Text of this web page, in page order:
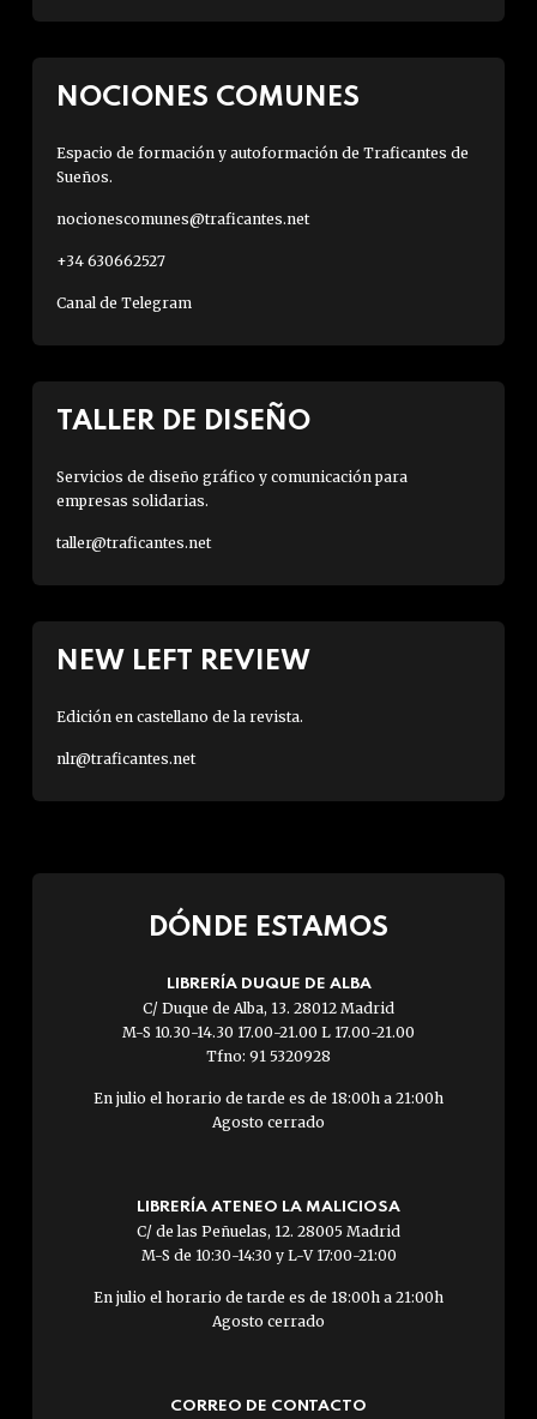
NOCIONES COMUNES
Espacio de formación y autoformación de Traficantes de
Sueños.
nocionescomunes@traficantes.net
+34 630662527
Canal de Telegram
TALLER DE DISEÑO
Servicios de diseño gráfico y comunicación para
empresas solidarias.
taller@traficantes.net
NEW LEFT REVIEW
Edición en castellano de la revista.
nlr@traficantes.net
DÓNDE ESTAMOS
LIBRERÍA DUQUE DE ALBA
C/ Duque de Alba, 13. 28012 Madrid
M-S 10.30-14.30 17.00-21.00 L 17.00-21.00
Tfno: 91 5320928
En julio el horario de tarde es de 18:00h a 21:00h
Agosto cerrado
LIBRERÍA ATENEO LA MALICIOSA
C/ de las Peñuelas, 12. 28005 Madrid
M-S de 10:30-14:30 y L-V 17:00-21:00
En julio el horario de tarde es de 18:00h a 21:00h
Agosto cerrado
CORREO DE CONTACTO